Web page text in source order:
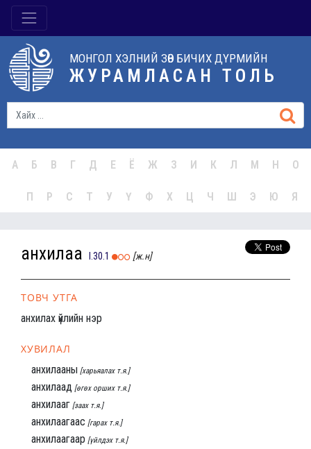
МОНГОЛ ХЭЛНИЙ ЗӨВ БИЧИХ ДҮРМИЙН
ЖУРАМЛАСАН ТОЛЬ
А Б В Г Д Е Ё Ж З И К Л М Н О
П Р С Т У Ү Ф Х Ц Ч Ш Э Ю Я
анхилаа I.30.1 [ж.н]
ТОВЧ УТГА
анхилах үйлийн нэр
ХУВИЛАЛ
анхилааны [харьяалах т.я.]
анхилаад [өгөх орших т.я.]
анхилааг [заах т.я.]
анхилаагаас [гарах т.я.]
анхилаагаар [үйлдэх т.я.]